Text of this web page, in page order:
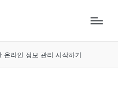
온라인 정보 관리 시작하기